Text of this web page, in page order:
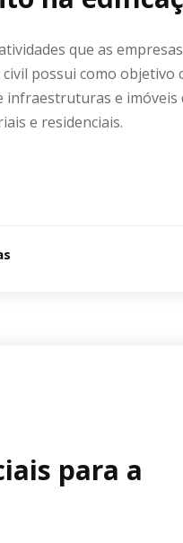
que as
civil possui como
infraestruturas e imóveis
e residenciais.
para a